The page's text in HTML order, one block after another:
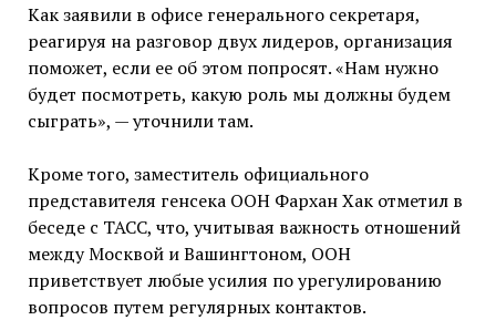
Как заявили в офисе генерального секретаря,
реагируя на разговор двух лидеров, организация
поможет, если ее об этом попросят. «Нам нужно
будет посмотреть, какую роль мы должны будем
сыграть», — уточнили там.
Кроме того, заместитель официального
представителя генсека ООН Фархан Хак отметил в
беседе с ТАСС, что, учитывая важность отношений
между Москвой и Вашингтоном, ООН
приветствует любые усилия по урегулированию
вопросов путем регулярных контактов.